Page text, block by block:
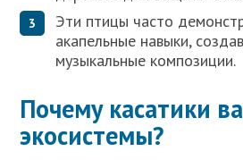
Эти птицы часто
акапельные навыки,
музыкальные композиции.
Почему касатики
экосистемы?